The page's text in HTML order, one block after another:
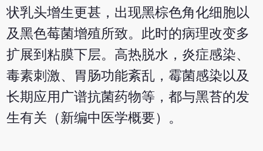
状乳头增生更甚，出现黑棕色角化细胞以
及黑色莓菌增殖所致。此时的病理改变多
扩展到粘膜下层。高热脱水，炎症感染、
毒素刺激、胃肠功能紊乱，霉菌感染以及
长期应用广谱抗菌药物等，都与黑苔的发
生有关（新编中医学概要）。